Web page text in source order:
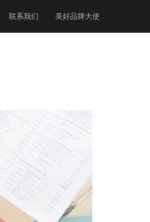
联系我们 美好品牌大使